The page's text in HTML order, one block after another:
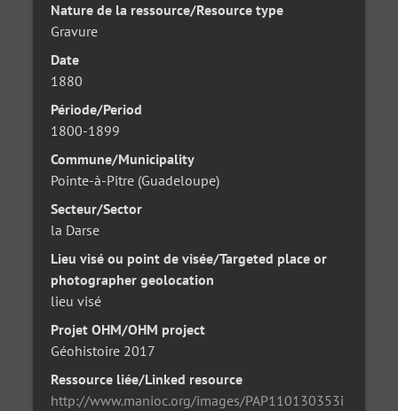
Nature de la ressource/Resource type
Gravure
Date
1880
Période/Period
1800-1899
Commune/Municipality
Pointe-à-Pitre (Guadeloupe)
Secteur/Sector
la Darse
Lieu visé ou point de visée/Targeted place or
photographer geolocation
lieu visé
Projet OHM/OHM project
Géohistoire 2017
Ressource liée/Linked resource
http://www.manioc.org/images/PAP110130353i